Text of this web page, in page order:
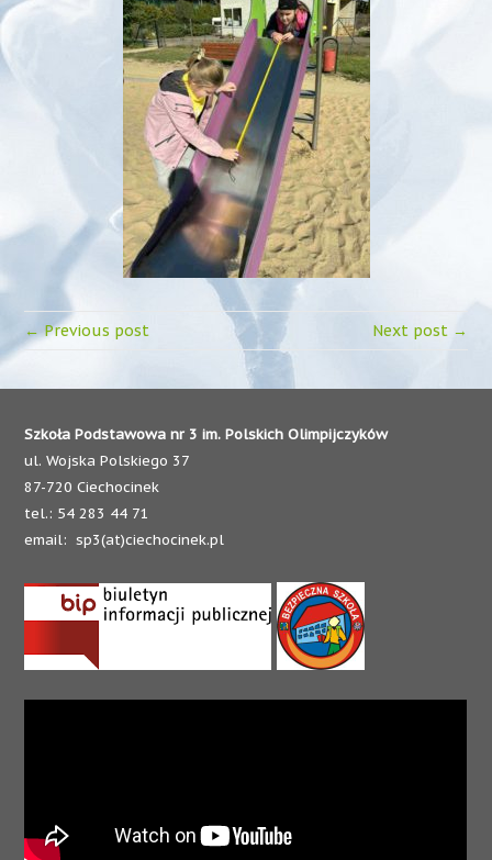
← Previous post Next post →
Szkoła Podstawowa nr 3 im. Polskich Olimpijczyków
ul. Wojska Polskiego 37
87-720 Ciechocinek
tel.: 54 283 44 71
email: sp3(at)ciechocinek.pl